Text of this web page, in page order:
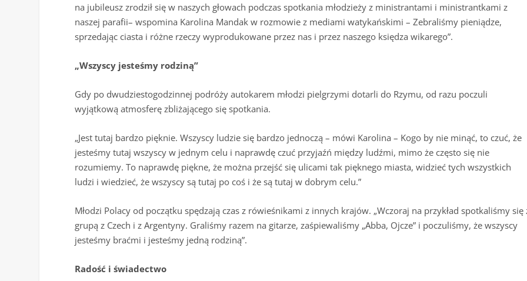
na jubileusz zrodził się w naszych głowach podczas spotkania młodzieży z ministrantami i ministrantkami z
naszej parafii– wspomina Karolina Mandak w rozmowie z mediami watykańskimi – Zebraliśmy pieniądze,
sprzedając ciasta i różne rzeczy wyprodukowane przez nas i przez naszego księdza wikarego”.
„Wszyscy jesteśmy rodziną”
Gdy po dwudziestogodzinnej podróży autokarem młodzi pielgrzymi dotarli do Rzymu, od razu poczuli
wyjątkową atmosferę zbliżającego się spotkania.
„Jest tutaj bardzo pięknie. Wszyscy ludzie się bardzo jednoczą – mówi Karolina – Kogo by nie minąć, to czuć, że
jesteśmy tutaj wszyscy w jednym celu i naprawdę czuć przyjaźń między ludźmi, mimo że często się nie
rozumiemy. To naprawdę piękne, że można przejść się ulicami tak pięknego miasta, widzieć tych wszystkich
ludzi i wiedzieć, że wszyscy są tutaj po coś i że są tutaj w dobrym celu.”
Młodzi Polacy od początku spędzają czas z rówieśnikami z innych krajów. „Wczoraj na przykład spotkaliśmy się
grupą z Czech i z Argentyny. Graliśmy razem na gitarze, zaśpiewaliśmy „Abba, Ojcze” i poczuliśmy, że wszyscy
jesteśmy braćmi i jesteśmy jedną rodziną”.
Radość i świadectwo